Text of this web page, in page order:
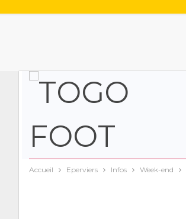
Accueil Eperviers Infos Week-end